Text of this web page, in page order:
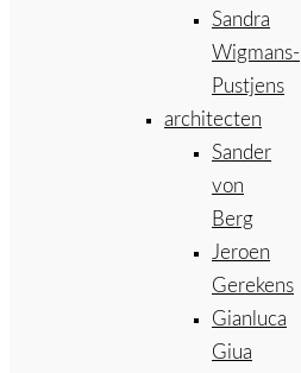
Sandra
Wigmans-
Pustjens
architecten
Sander
von
Berg
Jeroen
Gerekens
Gianluca
Giua